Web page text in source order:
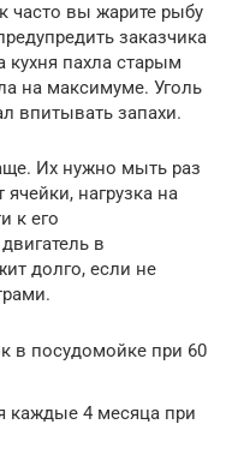
часто вы жарите рыбу
заказчика
кухня пахла старым
на максимуме. Уголь
впитывать запахи.
Их нужно мыть раз
нагрузка на
к его
в
долго, если не
в посудомойке при 60
каждые 4 месяца при